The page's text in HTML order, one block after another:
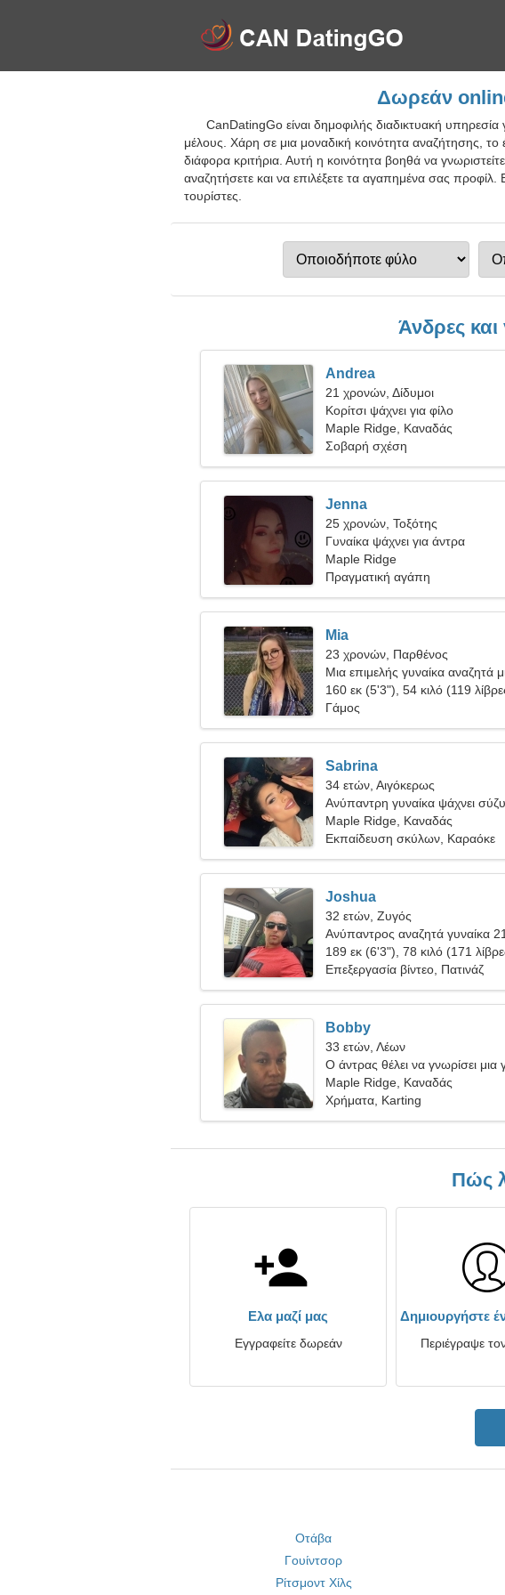
Δωρεάν
CanDatingGo είναι δημοφιλής διαδικτυακή
μέλους. Χάρη σε μια μοναδική κοινότητα αναζήτησης,
διάφορα κριτήρια. Αυτή η κοινότητα βοηθά να
αναζητήσετε και να επιλέξετε τα αγαπημένα σας
τουρίστες.
Άνδρες
Andrea
21 χρονών, Δίδυμοι
Κορίτσι ψάχνει για φίλο
Maple Ridge, Καναδάς
Σοβαρή σχέση
Jenna
25 χρονών, Τοξότης
Γυναίκα ψάχνει για άντρα
Maple Ridge
Πραγματική αγάπη
Mia
23 χρονών, Παρθένος
Μια επιμελής γυναίκα αναζητά
παθιασμένη σχέση
160 εκ (5'3"), 54 κιλό (119
Γάμος
Sabrina
34 ετών, Αιγόκερως
Ανύπαντρη γυναίκα ψάχνει
Maple Ridge, Καναδάς
Εκπαίδευση σκύλων, Καραόκε
Joshua
32 ετών, Ζυγός
Ανύπαντρος αναζητά γυναίκα
189 εκ (6'3"), 78 κιλό (171
Επεξεργασία βίντεο, Πατινάζ
Bobby
33 ετών, Λέων
Ο άντρας θέλει να γνωρίσει μια
Maple Ridge, Καναδάς
Χρήματα, Karting
Πώς
Ελα μαζί μας
Εγγραφείτε δωρεάν
Δημιουργήστε
Περιέγραψε
Οτάβα
Γουίντσορ
Ρίτσμοντ Χίλς